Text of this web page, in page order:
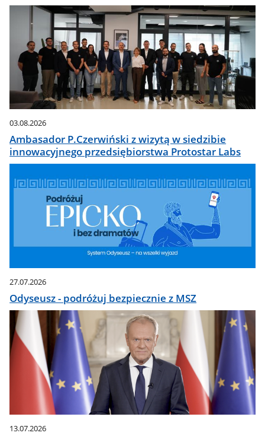
03.08.2026
Ambasador P.Czerwiński z wizytą w siedzibie
innowacyjnego przedsiębiorstwa Protostar Labs
27.07.2026
Odyseusz - podróżuj bezpiecznie z MSZ
13.07.2026